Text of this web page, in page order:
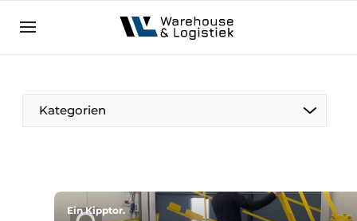
NL EN
Kategorien
Ein Kipptor.